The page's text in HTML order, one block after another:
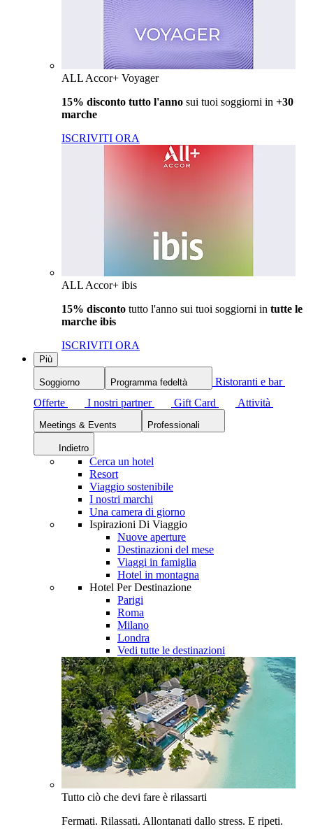
ALL Accor+ Voyager
15% disconto tutto l'anno sui tuoi soggiorni in +30
marche
ISCRIVITI ORA
ALL Accor+ ibis
15% disconto tutto l'anno sui tuoi soggiorni in tutte le
marche ibis
ISCRIVITI ORA
Più
Soggiorno Programma fedeltà
Ristoranti e bar
Offerte
I nostri partner Gift Card Attività
Meetings & Events Professionali
Indietro
Cerca un hotel
Resort
Viaggio sostenibile
I nostri marchi
Una camera di giorno
Ispirazioni Di Viaggio
Nuove aperture
Destinazioni del mese
Viaggi in famiglia
Hotel in montagna
Hotel Per Destinazione
Parigi
Roma
Milano
Londra
Vedi tutte le destinazioni
Tutto ciò che devi fare è rilassarti
Fermati. Rilassati. Allontanati dallo stress. E ripeti.